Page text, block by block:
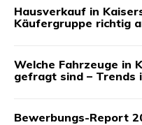
Hausverkauf in
Käufergruppe richtig
Welche Fahrzeuge in
gefragt sind – Trends
Bewerbungs-Report